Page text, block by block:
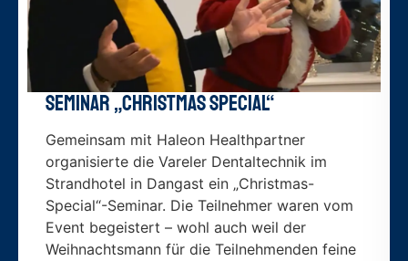
Seminar „Christmas Special“
Gemeinsam mit Haleon Healthpartner
organisierte die Vareler Dentaltechnik im
Strandhotel in Dangast ein „Christmas-
Special“-Seminar. Die Teilnehmer waren vom
Event begeistert – wohl auch weil der
Weihnachtsmann für die Teilnehmenden feine